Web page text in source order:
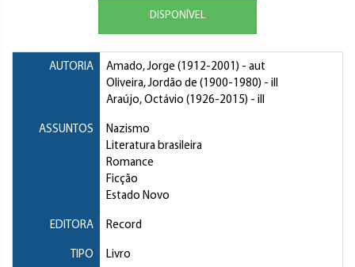
DISPONÍVEL
AUTORIA Amado, Jorge (1912-2001) - aut
Oliveira, Jordão de (1900-1980) - ill
Araújo, Octávio (1926-2015) - ill
ASSUNTOS
Nazismo
Literatura brasileira
Romance
Ficção
Estado Novo
EDITORA Record
TIPO Livro